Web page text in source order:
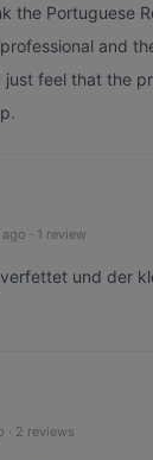
the Portuguese
and
feel that the
ago · 1 review
und der
· 2 reviews